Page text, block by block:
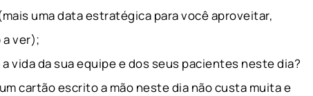
uma data estratégica para você aproveitar,
ver);
vida da sua equipe e dos seus pacientes neste dia?
cartão escrito a mão neste dia não custa muita e